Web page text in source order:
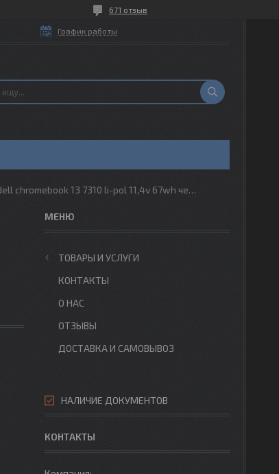
671 отзыв
График работы
Батарея для ноутбука dell chromebook 13 7310 li-pol 11,4v 67wh черный
ТОВАРЫ И УСЛУГИ
КОНТАКТЫ
О НАС
ОТЗЫВЫ
ДОСТАВКА И САМОВЫВОЗ
НАЛИЧИЕ ДОКУМЕНТОВ
КОНТАКТЫ